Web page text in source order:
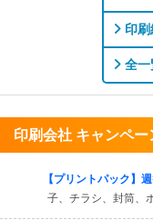
印
全一
印刷会社 キャンペー
【プリントパック】
子、チラシ、封筒、